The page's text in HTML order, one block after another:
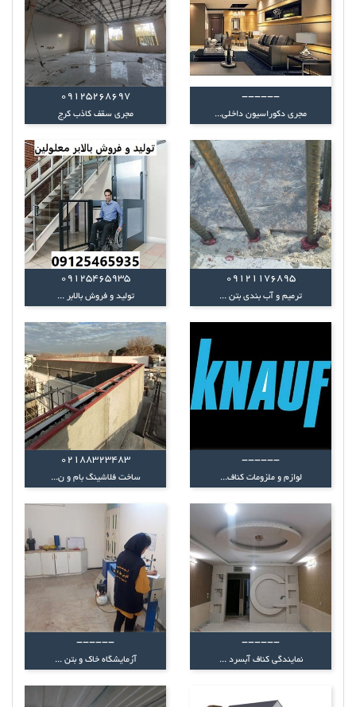
------
مجری دکوراسیون داخلی...
09125268697
مجری سقف کاذب کرج
09121176895
ترمیم و آب بندی بتن ...
09125465935
تولید و فروش بالابر ...
------
لوازم و ملزومات کناف...
02188323483
ساخت فلاشینگ بام و ن...
------
نمایندگی کناف آبسرد ...
------
آزمایشگاه خاک و بتن ...